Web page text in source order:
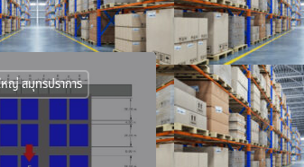
ญ่ สมุทรปราการ